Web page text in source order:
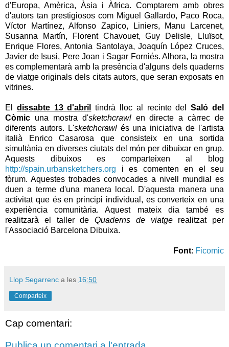
d'Europa, Amèrica, Àsia i Àfrica. Comptarem amb obres
d'autors tan prestigiosos com Miguel Gallardo, Paco Roca,
Víctor Martínez, Alfonso Zapico, Liniers, Manu Larcenet,
Susanna Martín, Florent Chavouet, Guy Delisle, Lluïsot,
Enrique Flores, Antonia Santolaya, Joaquín López Cruces,
Javier de Isusi, Pere Joan i Sagar Forniés. Alhora, la mostra
es complementarà amb la presència d'alguns dels quaderns
de viatge originals dels citats autors, que seran exposats en
vitrines.
El dissabte 13 d'abril tindrà lloc al recinte delSaló del
Còmic una mostra d'sketchcrawlen directe a càrrec de
diferents autors. L'sketchcrawlés una iniciativa de l'artista
italià Enrico Casarosa que consisteix en una sortida
simultània en diverses ciutats del món per dibuixar en grup.
Aquests dibuixos es comparteixen al blog
http://spain.urbansketchers.org i es comenten en el seu
fòrum. Aquestes trobades convocades a nivell mundial es
duen a terme d'una manera local. D'aquesta manera una
activitat que és en principi individual, es converteix en una
experiència comunitària. Aquest mateix dia també es
realitzarà el taller de Quaderns de viatgerealitzat per
l'Associació Barcelona Dibuixa.
Font: Ficomic
Llop Segarrenc a les 16:50
Comparteix
Cap comentari: